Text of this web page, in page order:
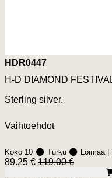
HDR0447
H-D DIAMOND
Sterling silver.
Vaihtoehdot
Koko 10 Turku Loimaa
89.25 € 119.00 €